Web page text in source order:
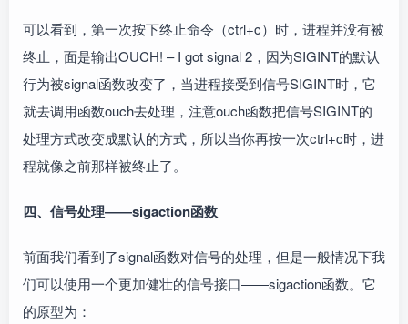
可以看到，第一次按下终止命令（ctrl+c）时，进程并没有被
终止，面是输出OUCH! – I got signal 2，因为SIGINT的默认
行为被signal函数改变了，当进程接受到信号SIGINT时，它
就去调用函数ouch去处理，注意ouch函数把信号SIGINT的
处理方式改变成默认的方式，所以当你再按一次ctrl+c时，进
程就像之前那样被终止了。
四、信号处理――sigaction函数
前面我们看到了signal函数对信号的处理，但是一般情况下我
们可以使用一个更加健壮的信号接口――sigaction函数。它
的原型为：